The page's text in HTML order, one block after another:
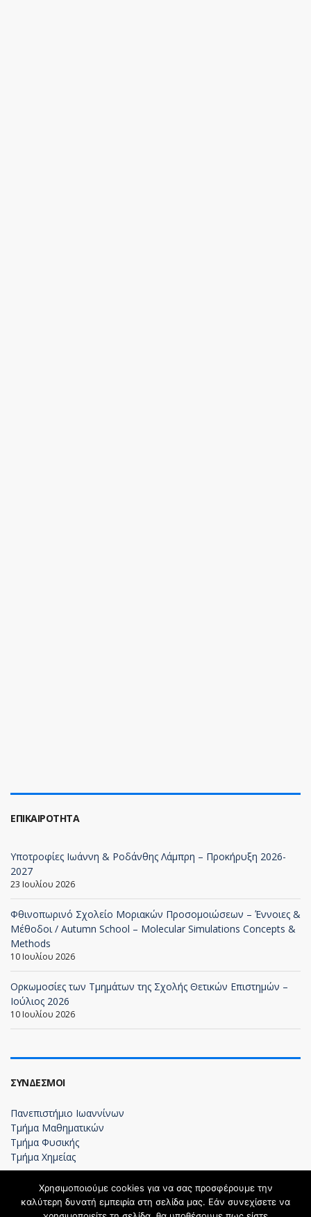
ΕΠΙΚΑΙΡΌΤΗΤΑ
Υποτροφίες Ιωάννη & Ροδάνθης Λάμπρη – Προκήρυξη 2026-
2027
23 Ιουλίου 2026
Φθινοπωρινό Σχολείο Μοριακών Προσομοιώσεων – Έννοιες &
Μέθοδοι / Autumn School – Molecular Simulations Concepts &
Methods
10 Ιουλίου 2026
Ορκωμοσίες των Τμημάτων της Σχολής Θετικών Επιστημών –
Ιούλιος 2026
10 Ιουλίου 2026
ΣΎΝΔΕΣΜΟΙ
Πανεπιστήμιο Ιωαννίνων
Τμήμα Μαθηματικών
Τμήμα Φυσικής
Τμήμα Χημείας
Χρησιμοποιούμε cookies για να σας προσφέρουμε την
καλύτερη δυνατή εμπειρία στη σελίδα μας. Εάν συνεχίσετε να